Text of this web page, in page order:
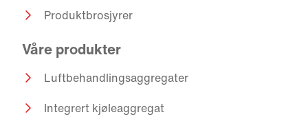
Produktbrosjyrer
Våre produkter
Luftbehandlingsaggregater
Integrert kjøleaggregat